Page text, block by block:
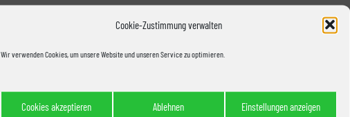
Cookie-Zustimmung verwalten
Wir verwenden Cookies, um unsere Website und unseren Service zu optimieren.
Cookies akzeptieren Ablehnen Einstellungen anzeigen